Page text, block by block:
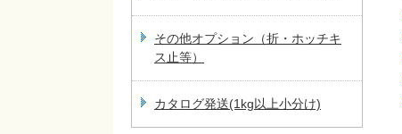
その他オプション（折・ホッチキ
ス止等）
カタログ発送(1kg以上小分け)